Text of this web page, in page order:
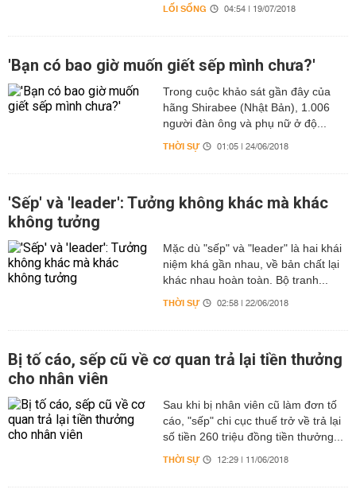
LỐI SỐNG 04:54 | 19/07/2018
'Bạn có bao giờ muốn giết sếp mình chưa?'
Trong cuộc khảo sát gần đây của
hãng Shirabee (Nhật Bản), 1.006
người đàn ông và phụ nữ ở độ...
THỜI SỰ 01:05 | 24/06/2018
'Sếp' và 'leader': Tưởng không khác mà khác
không tưởng
Mặc dù "sếp" và "leader" là hai khái
niệm khá gần nhau, về bản chất lại
khác nhau hoàn toàn. Bộ tranh...
THỜI SỰ 02:58 | 22/06/2018
Bị tố cáo, sếp cũ về cơ quan trả lại tiền thưởng
cho nhân viên
Sau khi bị nhân viên cũ làm đơn tố
cáo, "sếp" chi cục thuế trở về trả lại
số tiền 260 triệu đồng tiền thưởng...
THỜI SỰ 12:29 | 11/06/2018